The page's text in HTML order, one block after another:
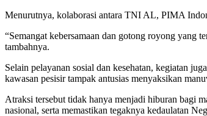
Menurutnya, kolaborasi antara TNI AL, PIMA
“Semangat kebersamaan dan gotong royong yang
tambahnya.
Selain pelayanan sosial dan kesehatan, kegiatan
kawasan pesisir tampak antusias menyaksikan
Atraksi tersebut tidak hanya menjadi hiburan bagi
nasional, serta memastikan tegaknya kedaulatan